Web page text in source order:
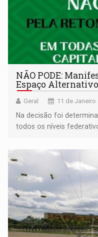
NÃO PODE:
Espaço
Geral 11 de Janeiro
Na decisão foi
todos os níveis
necessárias para